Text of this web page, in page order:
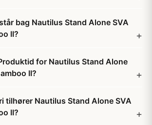
bag Nautilus Stand Alone SVA
II?
for Nautilus Stand Alone
II?
tilhører Nautilus Stand Alone SVA
II?